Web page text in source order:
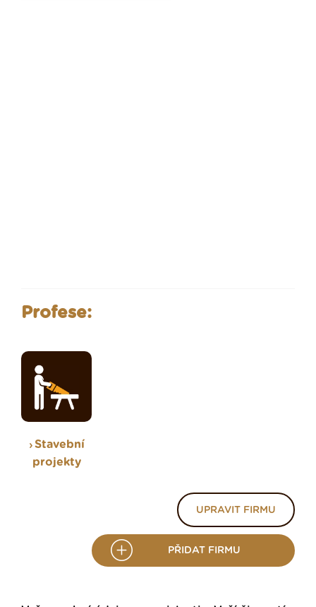
Profese:
Stavební
projekty
UPRAVIT FIRMU
PŘIDAT FIRMU